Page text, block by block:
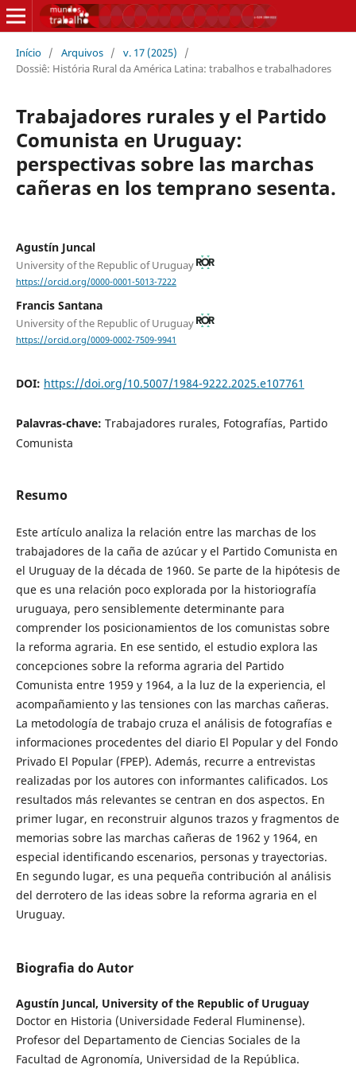
Início / Arquivos / v. 17 (2025)
/
Dossiê: História Rural da América Latina: trabalhos e trabalhadores
Trabajadores rurales y el Partido
Comunista en Uruguay:
perspectivas sobre las marchas
cañeras en los temprano sesenta.
Agustín Juncal
University of the Republic of Uruguay
https://orcid.org/0000-0001-5013-7222
Francis Santana
University of the Republic of Uruguay
https://orcid.org/0009-0002-7509-9941
DOI: https://doi.org/10.5007/1984-9222.2025.e107761
Palavras-chave: Trabajadores rurales, Fotografías, Partido
Comunista
Resumo
Este artículo analiza la relación entre las marchas de los
trabajadores de la caña de azúcar y el Partido Comunista en
el Uruguay de la década de 1960. Se parte de la hipótesis de
que es una relación poco explorada por la historiografía
uruguaya, pero sensiblemente determinante para
comprender los posicionamientos de los comunistas sobre
la reforma agraria. En ese sentido, el estudio explora las
concepciones sobre la reforma agraria del Partido
Comunista entre 1959 y 1964, a la luz de la experiencia, el
acompañamiento y las tensiones con las marchas cañeras.
La metodología de trabajo cruza el análisis de fotografías e
informaciones procedentes del diario El Popular y del Fondo
Privado El Popular (FPEP). Además, recurre a entrevistas
realizadas por los autores con informantes calificados. Los
resultados más relevantes se centran en dos aspectos. En
primer lugar, en reconstruir algunos trazos y fragmentos de
memorias sobre las marchas cañeras de 1962 y 1964, en
especial identificando escenarios, personas y trayectorias.
En segundo lugar, es una pequeña contribución al análisis
del derrotero de las ideas sobre la reforma agraria en el
Uruguay.
Biografia do Autor
Agustín Juncal, University of the Republic of Uruguay
Doctor en Historia (Universidade Federal Fluminense).
Profesor del Departamento de Ciencias Sociales de la
Facultad de Agronomía, Universidad de la República.